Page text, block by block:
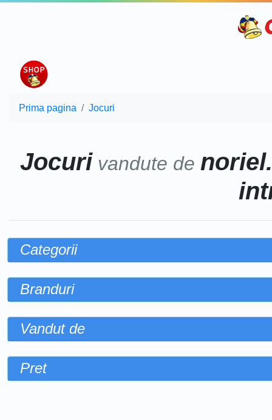
Prima pagina Jocuri
Jocurivandute de
Categorii
Branduri
Vandut de
Pret